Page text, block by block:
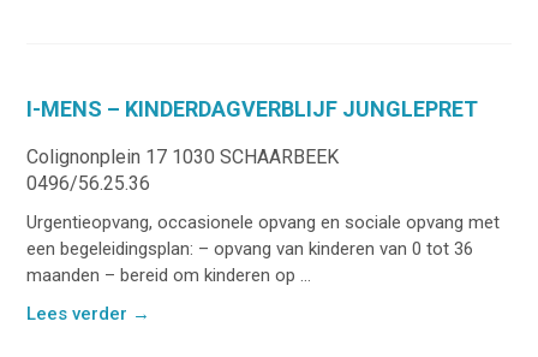
I-MENS – KINDERDAGVERBLIJF JUNGLEPRET
Colignonplein 17 1030 SCHAARBEEK
0496/56.25.36
Urgentieopvang, occasionele opvang en sociale opvang met
een begeleidingsplan: – opvang van kinderen van 0 tot 36
maanden – bereid om kinderen op ...
Lees verder →